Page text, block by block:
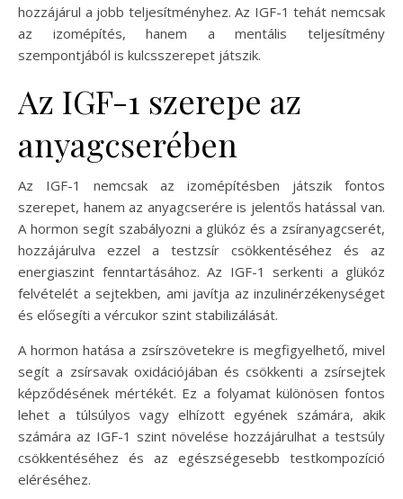
hozzájárul a jobb teljesítményhez. Az IGF-1 tehát nemcsak
az izomépítés, hanem a mentális teljesítmény
szempontjából is kulcsszerepet játszik.
Az IGF-1 szerepe az
anyagcserében
Az IGF-1 nemcsak az izomépítésben játszik fontos
szerepet, hanem az anyagcserére is jelentős hatással van.
A hormon segít szabályozni a glükóz és a zsíranyagcserét,
hozzájárulva ezzel a testzsír csökkentéséhez és az
energiaszint fenntartásához. Az IGF-1 serkenti a glükóz
felvételét a sejtekben, ami javítja az inzulinérzékenységet
és elősegíti a vércukor szint stabilizálását.
A hormon hatása a zsírszövetekre is megfigyelhető, mivel
segít a zsírsavak oxidációjában és csökkenti a zsírsejtek
képződésének mértékét. Ez a folyamat különösen fontos
lehet a túlsúlyos vagy elhízott egyének számára, akik
számára az IGF-1 szint növelése hozzájárulhat a testsúly
csökkentéséhez és az egészségesebb testkompozíció
eléréséhez.